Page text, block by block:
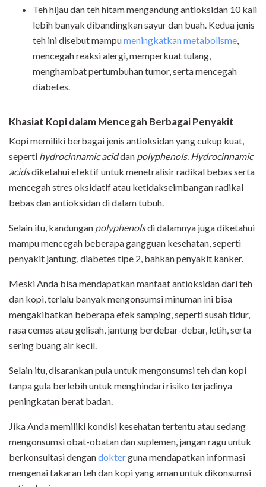
Teh hijau dan teh hitam mengandung antioksidan 10 kali
lebih banyak dibandingkan sayur dan buah. Kedua jenis
teh ini disebut mampumeningkatkan metabolisme,
mencegah reaksi alergi, memperkuat tulang,
menghambat pertumbuhan tumor, serta mencegah
diabetes.
Khasiat Kopi dalam Mencegah Berbagai Penyakit
Kopi memiliki berbagai jenis antioksidan yang cukup kuat,
seperti hydrocinnamic aciddan polyphenols. Hydrocinnamic
acidsdiketahui efektif untuk menetralisir radikal bebas serta
mencegah stres oksidatif atau ketidakseimbangan radikal
bebas dan antioksidan di dalam tubuh.
Selain itu, kandungan polyphenolsdi dalamnya juga diketahui
mampu mencegah beberapa gangguan kesehatan, seperti
penyakit jantung, diabetes tipe 2, bahkan penyakit kanker.
Meski Anda bisa mendapatkan manfaat antioksidan dari teh
dan kopi, terlalu banyak mengonsumsi minuman ini bisa
mengakibatkan beberapa efek samping, seperti susah tidur,
rasa cemas atau gelisah, jantung berdebar-debar, letih, serta
sering buang air kecil.
Selain itu, disarankan pula untuk mengonsumsi teh dan kopi
tanpa gula berlebih untuk menghindari risiko terjadinya
peningkatan berat badan.
Jika Anda memiliki kondisi kesehatan tertentu atau sedang
mengonsumsi obat-obatan dan suplemen, jangan ragu untuk
berkonsultasi dengandokterguna mendapatkan informasi
mengenai takaran teh dan kopi yang aman untuk dikonsumsi